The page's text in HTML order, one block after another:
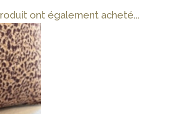
ont également acheté...